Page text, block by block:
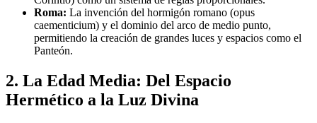
Roma: La invención del hormigón romano (opus
caementicium) y el dominio del arco de medio punto,
permitiendo la creación de grandes luces y espacios como el
Panteón.
2. La Edad Media: Del Espacio
Hermético a la Luz Divina